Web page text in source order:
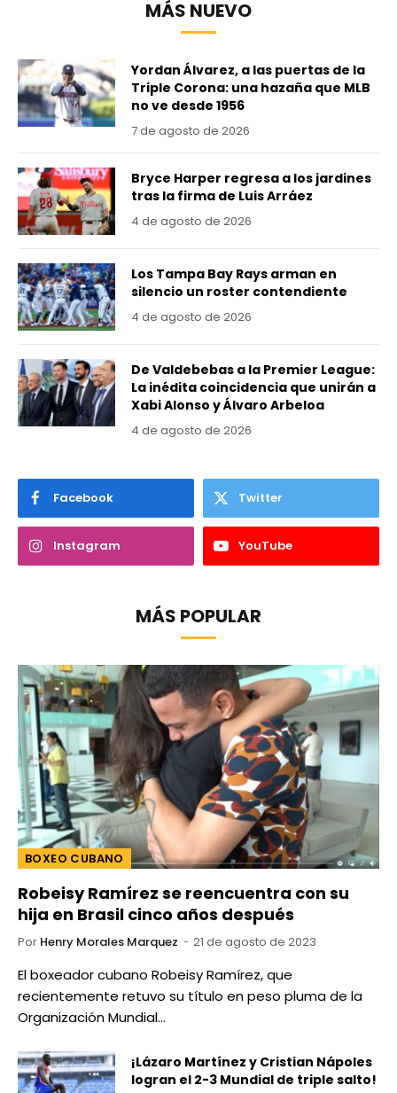
MÁS NUEVO
Yordan Álvarez, a las puertas de la
Triple Corona: una hazaña que MLB
no ve desde 1956
7 de agosto de 2026
Bryce Harper regresa a los jardines
tras la firma de Luis Arráez
4 de agosto de 2026
Los Tampa Bay Rays arman en
silencio un roster contendiente
4 de agosto de 2026
De Valdebebas a la Premier League:
La inédita coincidencia que unirán a
Xabi Alonso y Álvaro Arbeloa
4 de agosto de 2026
Facebook Twitter
Instagram YouTube
MÁS POPULAR
BOXEO CUBANO
Robeisy Ramírez se reencuentra con su
hija en Brasil cinco años después
Por Henry Morales Marquez 21 de agosto de 2023
El boxeador cubano Robeisy Ramírez, que
recientemente retuvo su título en peso pluma de la
Organización Mundial…
¡Lázaro Martínez y Cristian Nápoles
logran el 2-3 Mundial de triple salto!